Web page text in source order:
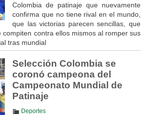
Colombia de patinaje que nuevamente
confirma que no tiene rival en el mundo,
que las victorias parecen sencillas, que
compiten contra ellos mismos al romper sus
tras mundial
Selección Colombia se
coronó campeona del
Campeonato Mundial de
Patinaje
Deportes